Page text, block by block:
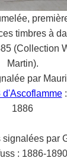
timbres à
(Collection
Martin).
par
d'Ascoflamme:
1886
signalées par
: 1886-1890